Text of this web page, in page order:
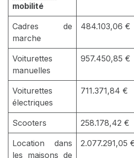
mobilité
Cadres de
marche
484.103,06 €
Voiturettes
manuelles
957.450,85 €
Voiturettes
électriques
711.371,84 €
Scooters 258.178,42 €
Location dans
les maisons de
2.077.291,05